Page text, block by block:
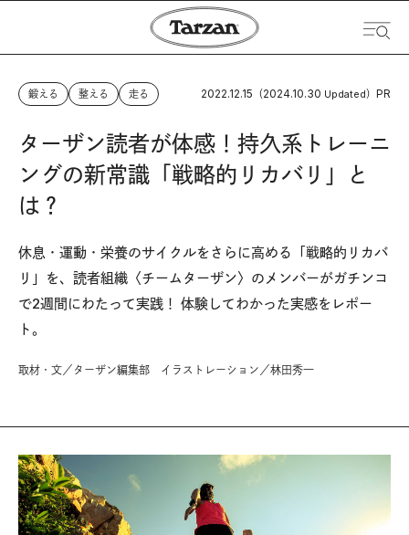
鍛える 整える 走る 2022.12.15 （2024.10.30 Updated） PR
ターザン読者が体感！持久系トレーニ
ングの新常識「戦略的リカバリ」と
は？
休息・運動・栄養のサイクルをさらに高める「戦略的リカバ
リ」を、読者組織〈チームターザン〉のメンバーがガチンコ
で2週間にわたって実践！ 体験してわかった実感をレポー
ト。
取材・文／ターザン編集部 イラストレーション／林田秀一